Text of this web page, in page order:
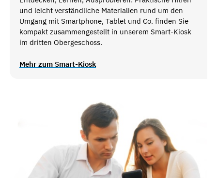
und leicht verständliche Materialien rund um den
Umgang mit Smartphone, Tablet und Co. finden Sie
kompakt zusammengestellt in unserem Smart-Kiosk
im dritten Obergeschoss.
Mehr zum Smart-Kiosk